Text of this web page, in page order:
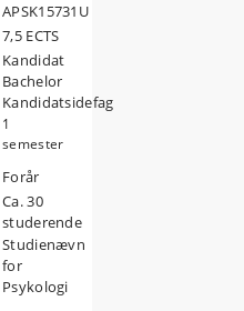
APSK15731U
7,5 ECTS
Kandidat
Bachelor
Kandidatsidefag
1
semester
Forår
Ca. 30
studerende
Studienævn
for
Psykologi